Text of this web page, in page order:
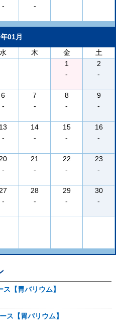
-
-
01月
水 木 金
土
1
-
2
-
6
-
7
-
8
-
9
-
13
-
14
-
15
-
16
-
-
21
-
22
-
23
-
-
28
-
29
-
30
-
【胃バリウム】
ス【胃バリウム】